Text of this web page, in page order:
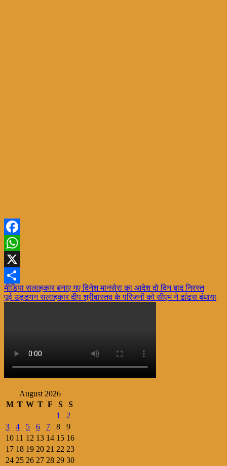
Facebook
WhatsApp
X
Share
Post
navigation
मीडिया सलाहकार बनाए गए दिनेश मानसेरा का आदेश दो दिन बाद निरस्त
पूर्व उड्डयन सलाहकार दीप श्रीवास्तव के परिजनों को सीएम ने ढांढस बंधाया
August 2026
M T W T F S
S
1
2
3
4 5 6 7 8
9
10 11 12 13 14 15 16
17 18 19 20 21 22 23
24 25 26 27 28 29 30